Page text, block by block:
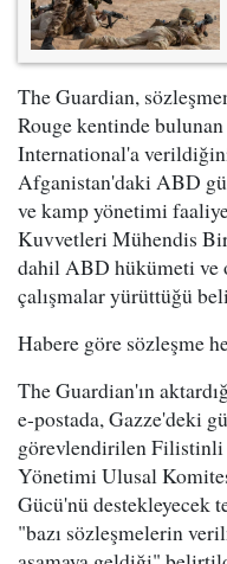
The Guardian,
Rouge kentinde
International'a
Afganistan'daki ABD
ve kamp yönetimi
Kuvvetleri Mühendis
dahil ABD hükümeti ve
çalışmalar yürüttüğü
Habere göre sözleşme
The Guardian'ın
e-postada, Gazze'deki
görevlendirilen Filistinli
Yönetimi Ulusal
Gücü'nü destekleyecek
"bazı sözleşmelerin